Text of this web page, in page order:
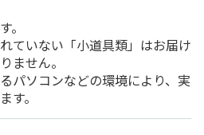
。
ていない「小道具類」はお届け
ません。
パソコンなどの環境により、実
す。